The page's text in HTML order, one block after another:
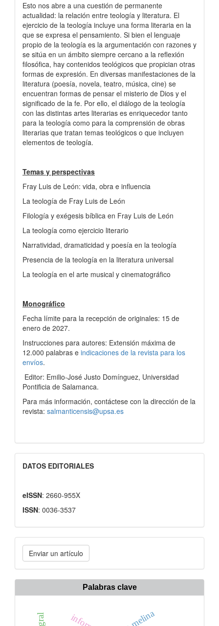
Esto nos abre a una cuestión de permanente
actualidad: la relación entre teología y literatura. El
ejercicio de la teología incluye una forma literaria en la
que se expresa el pensamiento. Si bien el lenguaje
propio de la teología es la argumentación con razones y
se sitúa en un ámbito siempre cercano a la reflexión
filosófica, hay contenidos teológicos que propician otras
formas de expresión. En diversas manifestaciones de la
literatura (poesía, novela, teatro, música, cine) se
encuentran formas de pensar el misterio de Dios y el
significado de la fe. Por ello, el diálogo de la teología
con las distintas artes literarias es enriquecedor tanto
para la teología como para la comprensión de obras
literarias que tratan temas teológicos o que incluyen
elementos de teología.
Temas y perspectivas
Fray Luis de León: vida, obra e influencia
La teología de Fray Luis de León
Filología y exégesis bíblica en Fray Luis de León
La teología como ejercicio literario
Narratividad, dramaticidad y poesía en la teología
Presencia de la teología en la literatura universal
La teología en el arte musical y cinematográfico
Monográfico
Fecha límite para la recepción de originales: 15 de
enero de 2027.
Instrucciones para autores: Extensión máxima de
12.000 palabras e indicaciones de la revista para los
envíos.
Editor: Emilio-José Justo Domínguez, Universidad
Pontificia de Salamanca.
Para más información, contáctese con la dirección de la
revista: salmanticensis@upsa.es
DATOS EDITORIALES
eISSN: 2660-955X
ISSN: 0036-3537
Enviar
un
artículo
Enviar un artículo
Palabras clave